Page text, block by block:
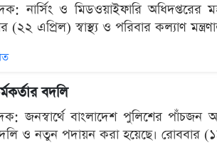
নার্সিং ও মিডওয়াইফারি
(২২ এপ্রিল) স্বাস্থ্য ও পরিবার কল্যাণ
বদলি
জনস্বার্থে বাংলাদেশ পুলিশের
বদলি ও নতুন পদায়ন করা হয়েছে। রোববার